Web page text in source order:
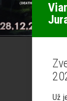
Už